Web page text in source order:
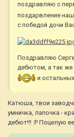
поздравляю с
поздарвление
с победой дочи
Поздравляю
дебютом, а так
и
Катюша, твои
умничка, лапочка -
дебют!!! :P Поцелую